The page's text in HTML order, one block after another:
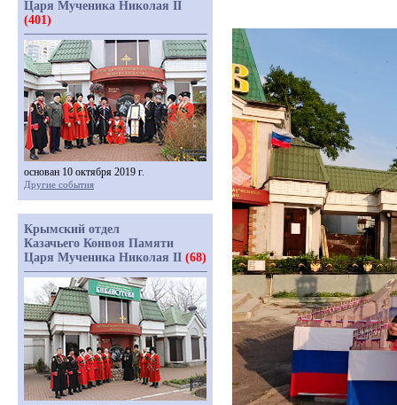
Царя Мученика Николая II
(401)
основан 10 октября 2019 г.
Другие события
Крымский отдел
Казачьего Конвоя Памяти
Царя Мученика Николая II (68)